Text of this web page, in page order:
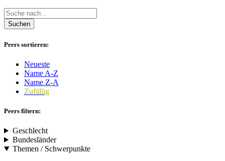
Suchen
Peers sortieren:
Neueste
Name A-Z
Name Z-A
Zufällig
Peers filtern:
Geschlecht
Bundesländer
Themen / Schwerpunkte